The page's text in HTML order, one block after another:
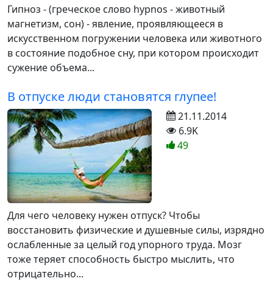
Гипноз - (греческое слово hypnos - животный
магнетизм, сон) - явление, проявляющееся в
искусственном погружении человека или животного
в состояние подобное сну, при котором происходит
сужение объема...
В отпуске люди становятся глупее!
Для чего человеку нужен отпуск? Чтобы
восстановить физические и душевные силы, изрядно
ослабленные за целый год упорного труда. Мозг
тоже теряет способность быстро мыслить, что
отрицательно...
21.11.2014
6.9K
49